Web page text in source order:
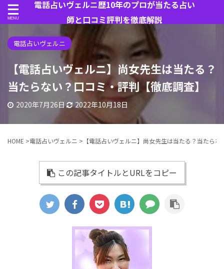
電話占いヴェルニ歴10年のプロが当たる占い
師と口コミ評判を徹底解説
電話占いヴェルニ
【電話占いヴェルニ】尚女先生は当たる？
当たらない？口コミ・評判【徹底調査】
2020年7月26日 2022年10月18日
HOME >電話占いヴェルニ > 【電話占いヴェルニ】尚女先生は当たる？当たら
この記事タイトルとURLをコピー